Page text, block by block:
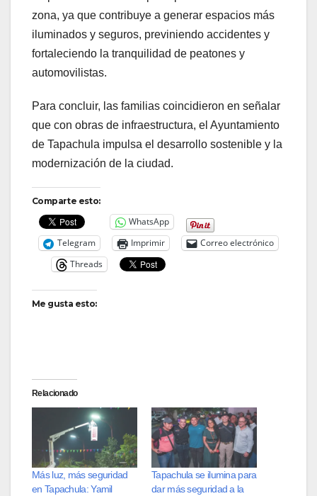
zona, ya que contribuye a generar espacios más
iluminados y seguros, previniendo accidentes y
fortaleciendo la tranquilidad de peatones y
automovilistas.
Para concluir, las familias coincidieron en señalar
que con obras de infraestructura, el Ayuntamiento
de Tapachula impulsa el desarrollo sostenible y la
modernización de la ciudad.
Comparte esto:
WhatsApp
Telegram
Imprimir
Correo electrónico
Threads
Me gusta esto:
Relacionado
Más luz, más seguridad
en Tapachula: Yamil
Tapachula se ilumina para
dar más seguridad a la